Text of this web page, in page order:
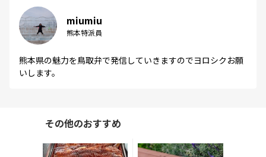
miumiu
熊本特派員
熊本県の魅力を鳥取弁で発信していきますのでヨロシクお願
いします。
その他のおすすめ